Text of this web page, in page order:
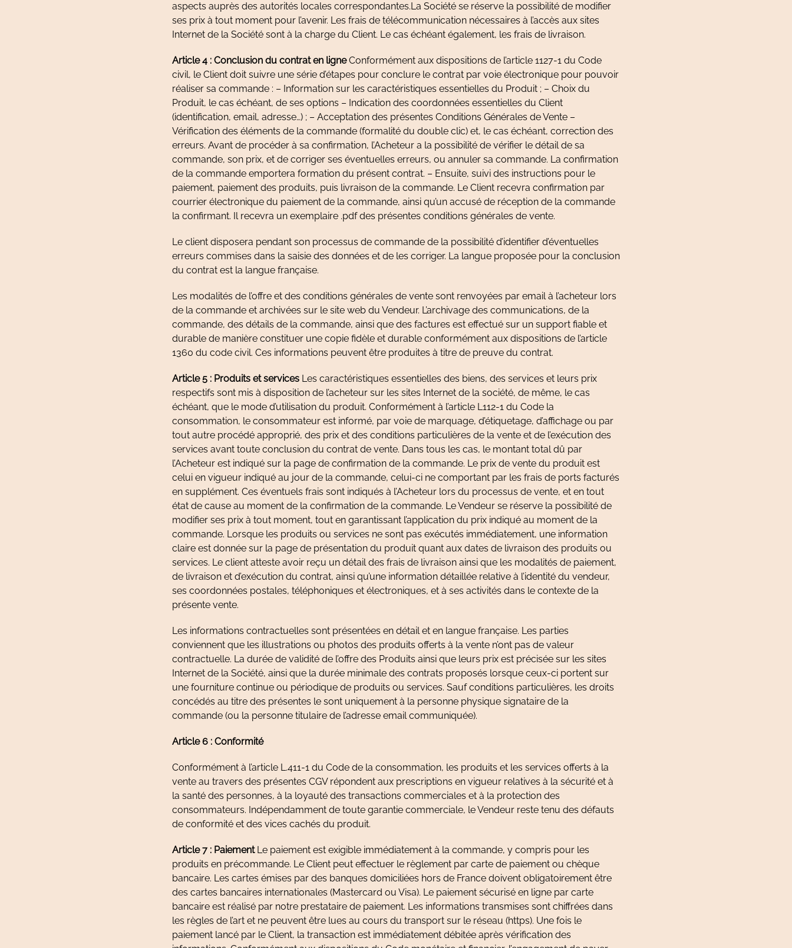
aspects auprès des autorités locales correspondantes.La Société se réserve la possibilité de modifier
ses prix à tout moment pour l’avenir. Les frais de télécommunication nécessaires à l’accès aux sites
Internet de la Société sont à la charge du Client. Le cas échéant également, les frais de livraison.
Article 4 : Conclusion du contrat en ligneConformément aux dispositions de l’article 1127-1 du Code
civil, le Client doit suivre une série d’étapes pour conclure le contrat par voie électronique pour pouvoir
réaliser sa commande : – Information sur les caractéristiques essentielles du Produit ; – Choix du
Produit, le cas échéant, de ses options – Indication des coordonnées essentielles du Client
(identification, email, adresse…) ; – Acceptation des présentes Conditions Générales de Vente –
Vérification des éléments de la commande (formalité du double clic) et, le cas échéant, correction des
erreurs. Avant de procéder à sa confirmation, l’Acheteur a la possibilité de vérifier le détail de sa
commande, son prix, et de corriger ses éventuelles erreurs, ou annuler sa commande. La confirmation
de la commande emportera formation du présent contrat. – Ensuite, suivi des instructions pour le
paiement, paiement des produits, puis livraison de la commande. Le Client recevra confirmation par
courrier électronique du paiement de la commande, ainsi qu’un accusé de réception de la commande
la confirmant. Il recevra un exemplaire .pdf des présentes conditions générales de vente.
Le client disposera pendant son processus de commande de la possibilité d’identifier d’éventuelles
erreurs commises dans la saisie des données et de les corriger. La langue proposée pour la conclusion
du contrat est la langue française.
Les modalités de l’offre et des conditions générales de vente sont renvoyées par email à l’acheteur lors
de la commande et archivées sur le site web du Vendeur. L’archivage des communications, de la
commande, des détails de la commande, ainsi que des factures est effectué sur un support fiable et
durable de manière constituer une copie fidèle et durable conformément aux dispositions de l’article
1360 du code civil. Ces informations peuvent être produites à titre de preuve du contrat.
Article 5 : Produits et services Les caractéristiques essentielles des biens, des services et leurs prix
respectifs sont mis à disposition de l’acheteur sur les sites Internet de la société, de même, le cas
échéant, que le mode d’utilisation du produit. Conformément à l’article L112-1 du Code la
consommation, le consommateur est informé, par voie de marquage, d’étiquetage, d’affichage ou par
tout autre procédé approprié, des prix et des conditions particulières de la vente et de l’exécution des
services avant toute conclusion du contrat de vente. Dans tous les cas, le montant total dû par
l’Acheteur est indiqué sur la page de confirmation de la commande. Le prix de vente du produit est
celui en vigueur indiqué au jour de la commande, celui-ci ne comportant par les frais de ports facturés
en supplément. Ces éventuels frais sont indiqués à l’Acheteur lors du processus de vente, et en tout
état de cause au moment de la confirmation de la commande. Le Vendeur se réserve la possibilité de
modifier ses prix à tout moment, tout en garantissant l’application du prix indiqué au moment de la
commande. Lorsque les produits ou services ne sont pas exécutés immédiatement, une information
claire est donnée sur la page de présentation du produit quant aux dates de livraison des produits ou
services. Le client atteste avoir reçu un détail des frais de livraison ainsi que les modalités de paiement,
de livraison et d’exécution du contrat, ainsi qu’une information détaillée relative à l’identité du vendeur,
ses coordonnées postales, téléphoniques et électroniques, et à ses activités dans le contexte de la
présente vente.
Les informations contractuelles sont présentées en détail et en langue française. Les parties
conviennent que les illustrations ou photos des produits offerts à la vente n’ont pas de valeur
contractuelle. La durée de validité de l’offre des Produits ainsi que leurs prix est précisée sur les sites
Internet de la Société, ainsi que la durée minimale des contrats proposés lorsque ceux-ci portent sur
une fourniture continue ou périodique de produits ou services. Sauf conditions particulières, les droits
concédés au titre des présentes le sont uniquement à la personne physique signataire de la
commande (ou la personne titulaire de l’adresse email communiquée).
Article 6 : Conformité
Conformément à l’article L.411-1 du Code de la consommation, les produits et les services offerts à la
vente au travers des présentes CGV répondent aux prescriptions en vigueur relatives à la sécurité et à
la santé des personnes, à la loyauté des transactions commerciales et à la protection des
consommateurs. Indépendamment de toute garantie commerciale, le Vendeur reste tenu des défauts
de conformité et des vices cachés du produit.
Article 7 : PaiementLe paiement est exigible immédiatement à la commande, y compris pour les
produits en précommande. Le Client peut effectuer le règlement par carte de paiement ou chèque
bancaire. Les cartes émises par des banques domiciliées hors de France doivent obligatoirement être
des cartes bancaires internationales (Mastercard ou Visa). Le paiement sécurisé en ligne par carte
bancaire est réalisé par notre prestataire de paiement. Les informations transmises sont chiffrées dans
les règles de l’art et ne peuvent être lues au cours du transport sur le réseau (https). Une fois le
paiement lancé par le Client, la transaction est immédiatement débitée après vérification des